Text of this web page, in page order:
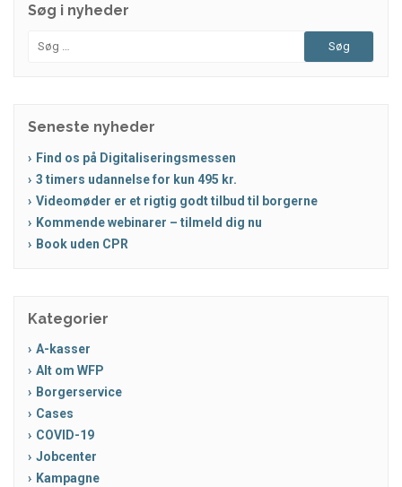
Søg i nyheder
Søg
Seneste nyheder
Find os på Digitaliseringsmessen
3 timers udannelse for kun 495 kr.
Videomøder er et rigtig godt tilbud til borgerne
Kommende webinarer – tilmeld dig nu
Book uden CPR
Kategorier
A-kasser
Alt om WFP
Borgerservice
Cases
COVID-19
Jobcenter
Kampagne